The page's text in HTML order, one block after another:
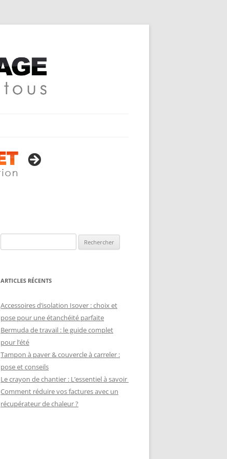
ARTICLES RÉCENTS
Accessoires d’isolation Isover : choix et
pose pour une étanchéité parfaite
Bermuda de travail : le guide complet
pour l’été
Tampon à paver & couvercle à carreler :
pose et conseils
Le crayon de chantier : L’essentiel à savoir
Comment réduire vos factures avec un
récupérateur de chaleur ?